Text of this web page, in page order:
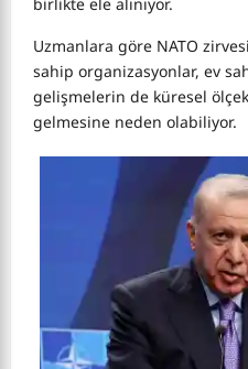
birlikte ele alınıyor.
Uzmanlara göre NATO
sahip organizasyonlar, ev
gelişmelerin de küresel
gelmesine neden olabiliyor.